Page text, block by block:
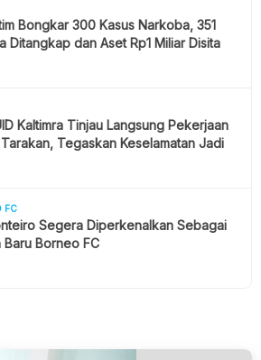
Bongkar 300 Kasus Narkoba, 351
Ditangkap dan Aset Rp1 Miliar Disita
Kaltimra Tinjau Langsung Pekerjaan
Tegaskan Keselamatan Jadi
FC
Segera Diperkenalkan Sebagai
Baru Borneo FC